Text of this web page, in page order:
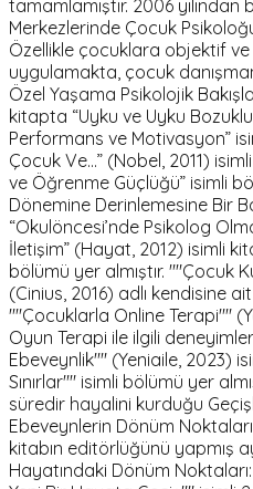
tamamlamıştır. 2006 yılından
Merkezlerinde Çocuk
Özellikle çocuklara objektif
uygulamakta, çocuk
Özel Yaşama Psikolojik
kitapta “Uyku ve Uyku
Performans ve Motivasyon”
Çocuk Ve…” (Nobel, 2011)
ve Öğrenme Güçlüğü” isimli
Dönemine Derinlemesine Bir
“Okulöncesi’nde Psikolog
İletişim” (Hayat, 2012) isimli
bölümü yer almıştır. ""Çocuk
(Cinius, 2016) adlı kendisine ait
""Çocuklarla Online Terapi""
Oyun Terapi ile ilgili
Ebeveynlik"" (Yeniaile, 2023)
Sınırlar"" isimli bölümü yer
süredir hayalini kurduğu
Ebeveynlerin Dönüm
kitabın editörlüğünü yapmış
Hayatındaki Dönüm